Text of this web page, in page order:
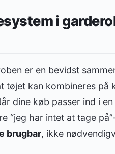
i
er en bevidst
tøjet kan kombineres
dine køb passer ind i
“jeg har intet at tage
brugbar, ikke